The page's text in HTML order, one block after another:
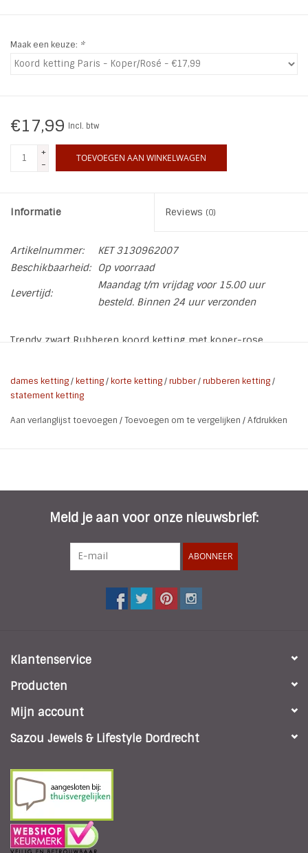
Maak een keuze: *
€17,99 Incl. btw
+
-
TOEVOEGEN AAN WINKELWAGEN
Informatie Reviews (0)
Artikelnummer:
KET 3130962007
Beschikbaarheid:
Op voorraad
Levertijd:
Maandag t/m vrijdag voor 15.00 uur
besteld. Binnen 24 uur verzonden
Trendy zwart Rubberen koord ketting met koper-rose
Een sieraad wat gezien mag worden.
Soort:
Materiaal:
Rubber / Metaallegering
Kenmerken:
Nikkel vrij
dames ketting/ ketting/ korte ketting/rubber/rubberen ketting/
statement ketting
Aan verlanglijst toevoegen /Toevoegen om te vergelijken /Afdrukken
Meld je aan voor onze nieuwsbrief:
ABONNEER
Klantenservice
Producten
Mijn account
Sazou Jewels & Lifestyle Dordrecht